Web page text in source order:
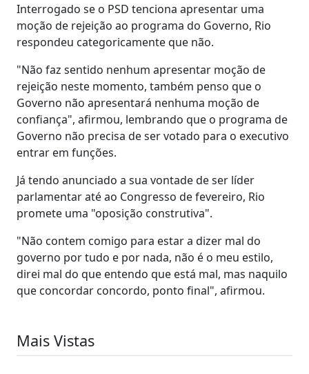
Interrogado se o PSD tenciona apresentar uma
moção de rejeição ao programa do Governo, Rio
respondeu categoricamente que não.
"Não faz sentido nenhum apresentar moção de
rejeição neste momento, também penso que o
Governo não apresentará nenhuma moção de
confiança", afirmou, lembrando que o programa de
Governo não precisa de ser votado para o executivo
entrar em funções.
Já tendo anunciado a sua vontade de ser líder
parlamentar até ao Congresso de fevereiro, Rio
promete uma "oposição construtiva".
"Não contem comigo para estar a dizer mal do
governo por tudo e por nada, não é o meu estilo,
direi mal do que entendo que está mal, mas naquilo
que concordar concordo, ponto final", afirmou.
Mais Vistas